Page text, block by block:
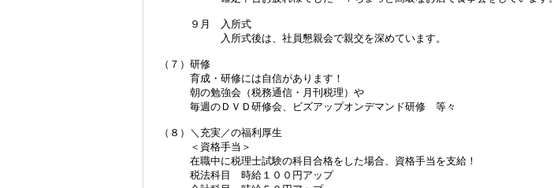
９月 入所式
入所式後は、社員懇親会で親交を深めています。
（７）研修
​育成・研修には自信があります！
朝の勉強会（税務通信・月刊税理）や
毎週のＤＶＤ研修会、ビズアップオンデマンド研修 等々
（８）＼充実／の福利厚生
＜資格手当＞
在職中に税理士試験の科目合格をした場合、資格手当を支給！
税法科目 時給１００円アップ